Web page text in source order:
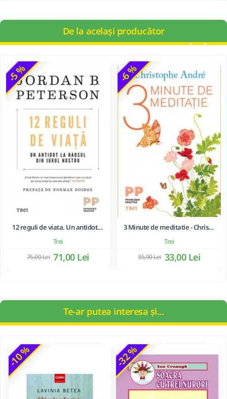
De la același producător
-5 %
Trei
12 reguli de viata. Un antidot la haosul din jurul nostru - Jordan B. Peterson
71,00 Lei
75,00 Lei
-6 %
Trei
3 Minute de meditatie - Christophe André
33,00 Lei
35,00 Lei
Te-ar putea interesa și...
-10 % -32 %